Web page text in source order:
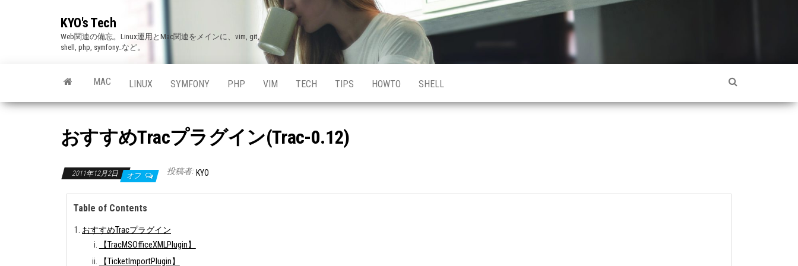
KYO's Tech
Web関連の備忘。Linux運用とMac関連をメインに、vim, git,
shell, php, symfony..など。
MAC LINUX SYMFONY PHP VIM TECH TIPS HOWTO SHELL
おすすめTracプラグイン(Trac-0.12)
2011年12月2日 オフ 投稿者: KYO
Table of Contents
おすすめTracプラグイン
【TracMSOfficeXMLPlugin】
【TicketImportPlugin】